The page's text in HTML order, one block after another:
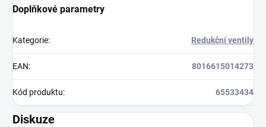
Doplňkové parametry
Kategorie: Redukční ventily
EAN: 8016615014273
Kód produktu: 65533434
Diskuze